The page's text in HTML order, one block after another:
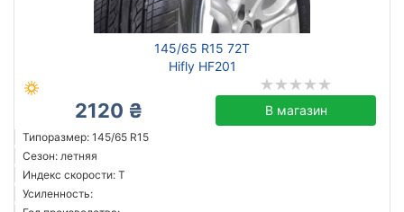
145/65 R15 72T
Hifly HF201
2120 ₴ В магазин
Типоразмер: 145/65 R15
Сезон: летняя
Индекс скорости: T
Усиленность:
Grenlander
Kumho
Lanvigator
LingLong